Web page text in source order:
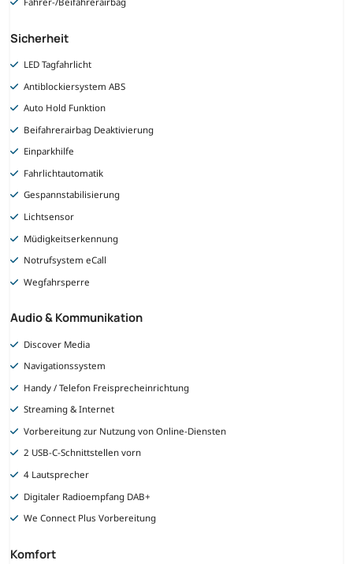
Sicherheit
LED Tagfahrlicht
Antiblockiersystem ABS
Auto Hold Funktion
Beifahrerairbag Deaktivierung
Einparkhilfe
Fahrlichtautomatik
Gespannstabilisierung
Lichtsensor
Müdigkeitserkennung
Notrufsystem eCall
Wegfahrsperre
Audio & Kommunikation
Discover Media
Navigationssystem
Handy / Telefon Freisprecheinrichtung
Streaming & Internet
Vorbereitung zur Nutzung von Online-Diensten
2 USB-C-Schnittstellen vorn
4 Lautsprecher
Digitaler Radioempfang DAB+
We Connect Plus Vorbereitung
Komfort